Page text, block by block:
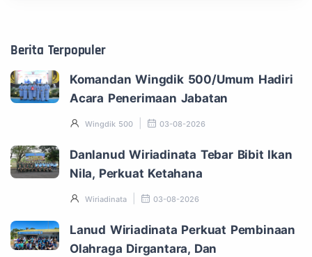
Berita Terpopuler
Komandan Wingdik 500/Umum Hadiri
Acara Penerimaan Jabatan
Wingdik 500 03-08-2026
Danlanud Wiriadinata Tebar Bibit Ikan
Nila, Perkuat Ketahana
Wiriadinata 03-08-2026
Lanud Wiriadinata Perkuat Pembinaan
Olahraga Dirgantara, Dan